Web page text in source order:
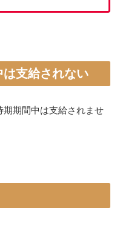
支給されない
期間中は支給されませ